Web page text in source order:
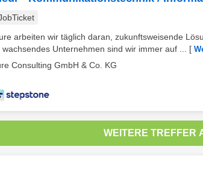
arbeiten wir täglich daran, zukunftsweisende
Unternehmen sind wir immer auf ...
[
Consulting GmbH & Co. KG
WEITERE TREFFER